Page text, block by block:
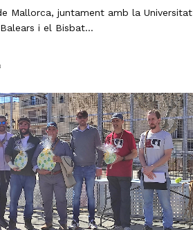
Mallorca, juntament amb la Universitat
i el Bisbat…